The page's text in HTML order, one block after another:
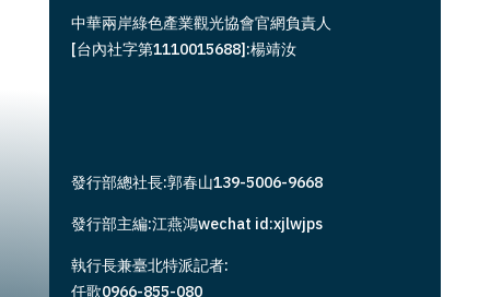
中華兩岸綠色產業觀光協會官網負責人
[台內社字第1110015688]:楊靖汝
發行部總社長:郭春山139-5006-9668
發行部主編:江燕鴻wechat id:xjlwjps
執行長兼臺北特派記者:
任歌0966-855-080